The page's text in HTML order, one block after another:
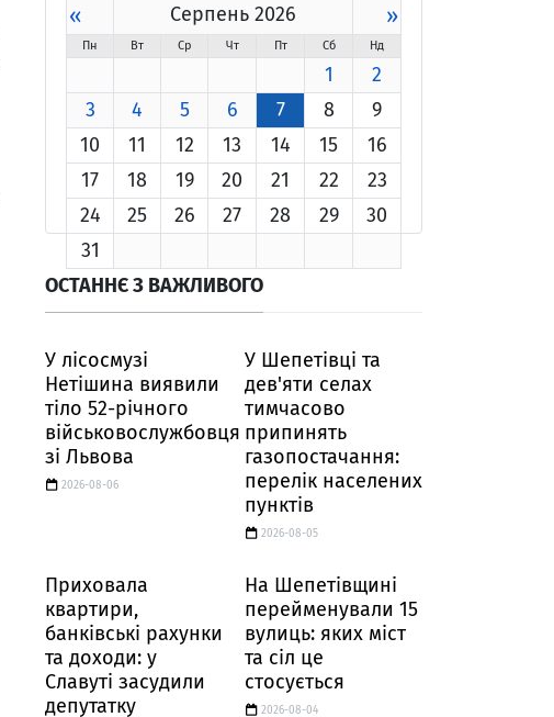
« Серпень 2026 »
Пн Вт Ср Чт Пт Сб Нд
1
2
3
4 5 6 7 8
9
10
11 12 13 14 15
16
17
18 19 20 21 22
23
24
25 26 27 28 29
30
31
ОСТАННЄ З ВАЖЛИВОГО
У лісосмузі
Нетішина виявили
тіло 52-річного
військовослужбовця
зі Львова
2026-08-06
У Шепетівці та
дев'яти селах
тимчасово
припинять
газопостачання:
перелік населених
пунктів
2026-08-05
Приховала
квартири,
банківські рахунки
та доходи: у
Славуті засудили
депутатку
На Шепетівщині
перейменували 15
вулиць: яких міст
та сіл це
стосується
2026-08-04